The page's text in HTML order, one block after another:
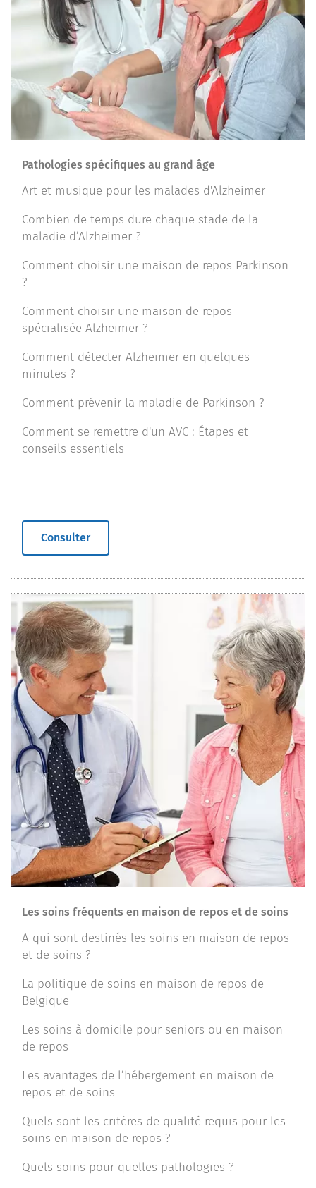
Pathologies spécifiques au grand âge
Art et musique pour les malades d'Alzheimer
Combien de temps dure chaque stade de la
maladie d’Alzheimer ?
Comment choisir une maison de repos Parkinson
?
Comment choisir une maison de repos
spécialisée Alzheimer ?
Comment détecter Alzheimer en quelques
minutes ?
Comment prévenir la maladie de Parkinson ?
Comment se remettre d'un AVC : Étapes et
conseils essentiels
Consulter
Les soins fréquents en maison de repos et de soins
A qui sont destinés les soins en maison de repos
et de soins ?
La politique de soins en maison de repos de
Belgique
Les soins à domicile pour seniors ou en maison
de repos
Les avantages de l’hébergement en maison de
repos et de soins
Quels sont les critères de qualité requis pour les
soins en maison de repos ?
Quels soins pour quelles pathologies ?